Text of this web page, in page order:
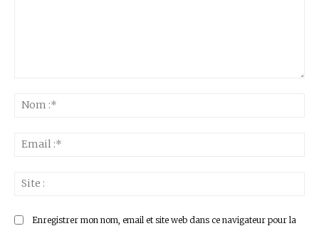
Enregistrer mon nom, email et site web dans ce navigateur pour la